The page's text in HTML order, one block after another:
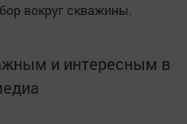
вокруг скважины.
и интересным в